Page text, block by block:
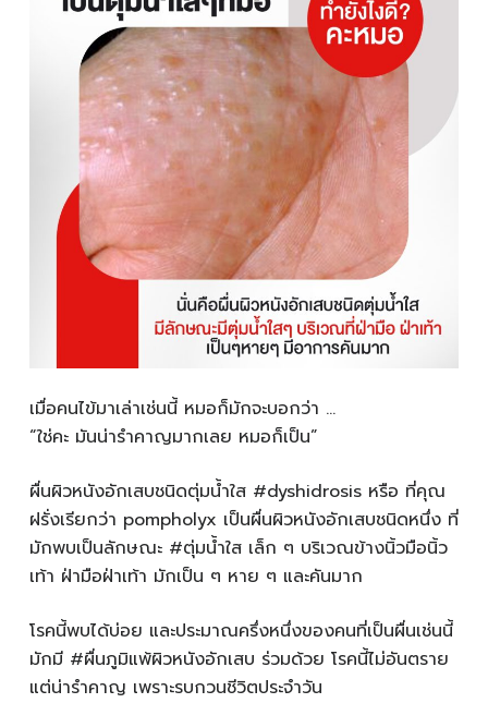
เมื่อคนไข้มาเล่าเช่นนี้ หมอก็มักจะบอกว่า …
“ใช่คะ มันน่ารำคาญมากเลย หมอก็เป็น”
ผื่นผิวหนังอักเสบชนิดตุ่มน้ำใส #dyshidrosis หรือ ที่คุณ
ฝรั่งเรียกว่า pompholyx เป็นผื่นผิวหนังอักเสบชนิดหนึ่ง ที่
มักพบเป็นลักษณะ #ตุ่มน้ำใส เล็ก ๆ บริเวณข้างนิ้วมือนิ้ว
เท้า ฝ่ามือฝ่าเท้า มักเป็น ๆ หาย ๆ และคันมาก
โรคนี้พบได้บ่อย และประมาณครึ่งหนึ่งของคนที่เป็นผื่นเช่นนี้
มักมี #ผื่นภูมิแพ้ผิวหนังอักเสบ ร่วมด้วย โรคนี้ไม่อันตราย
แต่น่ารำคาญ เพราะรบกวนชีวิตประจำวัน